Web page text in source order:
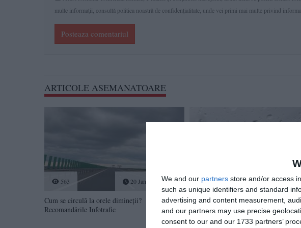
We and our partners store and/or access
such as unique identifiers and standard
advertising and content measurement,
and our partners may use precise
consent to our and our 1733 partners’
multe informaţii, consultă politica noastră de confidenţialitate, unde vei primi mai multe privind
Posteaza comentariul
ARTICOLE ASEMANATOARE
563 20 Jan, 2026 08:10
Cum se circulă la orele dimineții?
Recomandările Infotrafic
1048 05 Jan,
Centrul INFOTRAFIC
Cum se circulă pe Autostrada A2
Constanța și pe principalele drumuri